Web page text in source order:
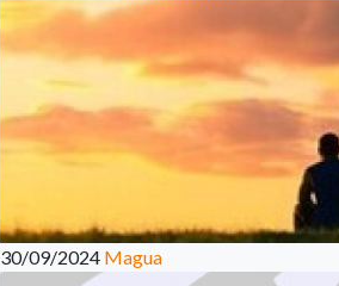
30/09/2024 Magua